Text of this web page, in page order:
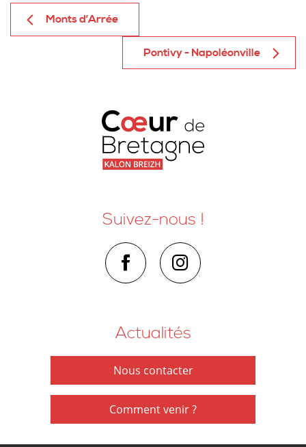
Monts d’Arrée
Pontivy - Napoléonville
Suivez-nous !
Actualités
Nous contacter
Comment venir ?